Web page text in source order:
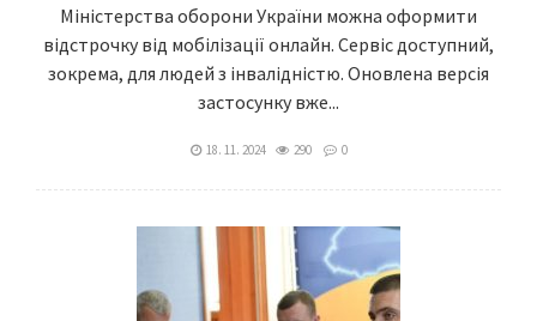
Міністерства оборони України можна оформити
відстрочку від мобілізації онлайн. Сервіс доступний,
зокрема, для людей з інвалідністю. Оновлена версія
застосунку вже...
18. 11. 2024 290 0